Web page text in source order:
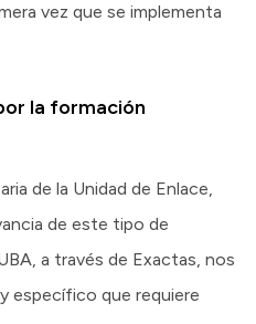
vez que se implementa
la formación
de la Unidad de Enlace,
de este tipo de
a través de Exactas, nos
específico que requiere